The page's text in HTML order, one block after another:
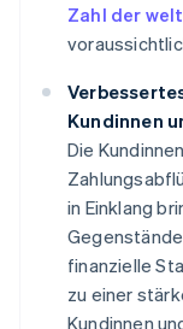
Zahl der
Kundinnen
Die
in Einklang
finanzielle
zu einer
Kundinnen